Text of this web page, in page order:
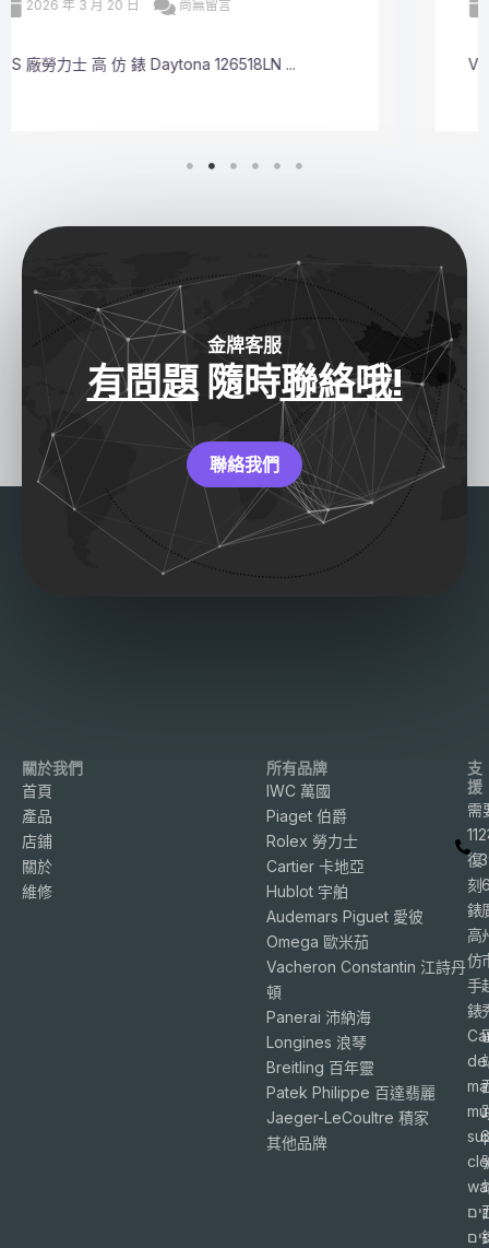
2026 年 3 月 20 日
VS 廠勞力士 頂級 復刻 錶 Submariner Dat ...
金牌客服
有問題隨時聯絡哦!
聯絡我們
關於我們
首頁
產品
店鋪
關於
維修
所有品牌
IWC 萬國
Piaget 伯爵
Rolex 勞力士
Cartier 卡地亞
Hublot 宇舶
Audemars Piguet 愛彼
Omega 歐米茄
Vacheron Constantin 江詩丹
頓
Panerai 沛納海
Longines 浪琴
Breitling 百年靈
Patek Philippe 百達翡麗
Jaeger-LeCoultre 積家
其他品牌
支
援
需
復
刻
錶
高
仿
手
錶
de